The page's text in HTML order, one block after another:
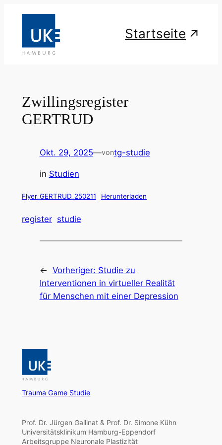
springen
Startseite
Zwillingsregister
GERTRUD
Okt. 29, 2025—vontg-studie
in Studien
Flyer_GERTRUD_250211 Herunterladen
register studie
← Vorheriger: Studie zu
Interventionen in virtueller Realität
für Menschen mit einer Depression
Trauma Game Studie
Prof. Dr. Jürgen Gallinat & Prof. Dr. Simone Kühn
Universitätsklinikum Hamburg-Eppendorf
Arbeitsgruppe Neuronale Plastizität